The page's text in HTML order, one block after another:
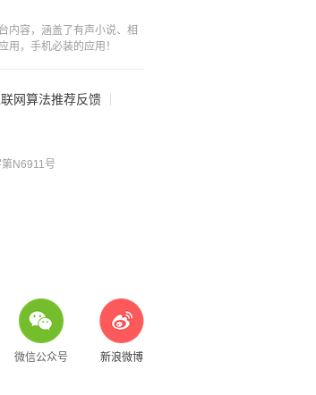
内容，涵盖了有声小说、相
，手机必装的应用！
网算法推荐反馈
N6911号
微信公众号 新浪微博